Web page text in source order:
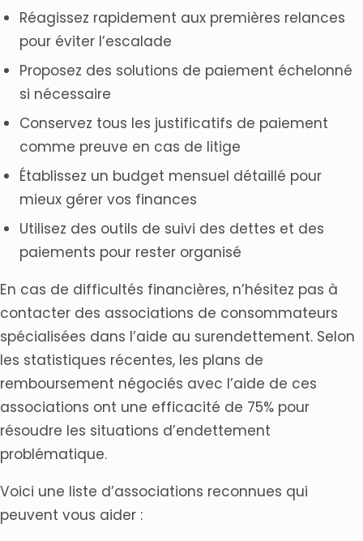
Réagissez rapidement aux premières relances
pour éviter l’escalade
Proposez des solutions de paiement échelonné
si nécessaire
Conservez tous les justificatifs de paiement
comme preuve en cas de litige
Établissez un budget mensuel détaillé pour
mieux gérer vos finances
Utilisez des outils de suivi des dettes et des
paiements pour rester organisé
En cas de difficultés financières, n’hésitez pas à
contacter des associations de consommateurs
spécialisées dans l’aide au surendettement. Selon
les statistiques récentes, les plans de
remboursement négociés avec l’aide de ces
associations ont une efficacité de 75% pour
résoudre les situations d’endettement
problématique.
Voici une liste d’associations reconnues qui
peuvent vous aider :